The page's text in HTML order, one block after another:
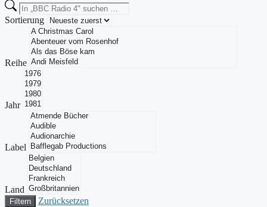
Sortierung
Reihe
Jahr
Label
Land
Filtern Zurücksetzen